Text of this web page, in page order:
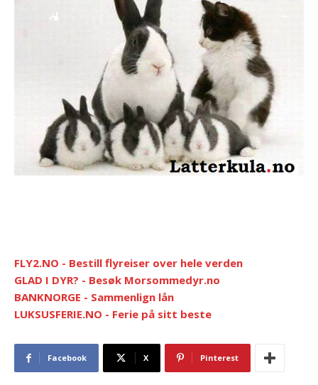
FLY2.NO - Bestill flyreiser over hele verden
GLAD I DYR? - Besøk Morsommedyr.no
BANKNORGE - Sammenlign lån
LUKSUSFERIE.NO - Ferie på sitt beste
Facebook X Pinterest